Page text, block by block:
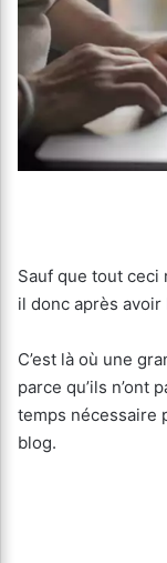
Sauf que tout
il donc après avoir
C’est là où une
parce qu’ils n’ont
temps nécessaire
blog.